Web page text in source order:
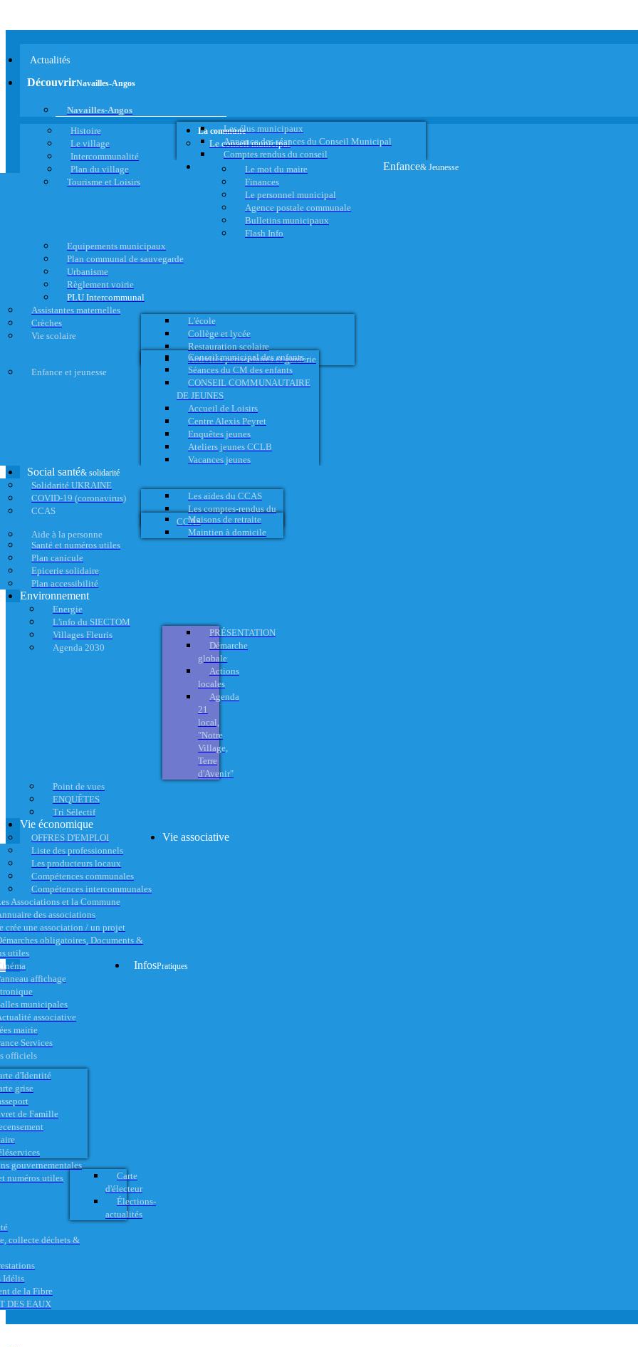
Actualités
DécouvrirNavailles-Angos
Navailles-Angos
Histoire
Le village
Intercommunalité
Plan du village
Tourisme et Loisirs
La commune
Le conseil municipal
Les élus municipaux
Annonce des séances du Conseil Municipal
Comptes rendus du conseil
Le mot du maire
Finances
Le personnel municipal
Agence postale communale
Bulletins municipaux
Flash Info
Equipements municipaux
Plan communal de sauvegarde
Urbanisme
Règlement voirie
PLU Intercommunal
Enfance& Jeunesse
Assistantes maternelles
Crèches
Vie scolaire
L'école
Collège et lycée
Restauration scolaire
Activités périscolaires et garderie
Enfance et jeunesse
Conseil municipal des enfants
Séances du CM des enfants
CONSEIL COMMUNAUTAIRE
DE JEUNES
Accueil de Loisirs
Centre Alexis Peyret
Enquêtes jeunes
Ateliers jeunes CCLB
Vacances jeunes
Social santé& solidarité
Solidarité UKRAINE
COVID-19 (coronavirus)
CCAS
Les aides du CCAS
Les comptes-rendus du
CCAS
Aide à la personne
Maisons de retraite
Maintien à domicile
Santé et numéros utiles
Plan canicule
Epicerie solidaire
Plan accessibilité
Environnement
Energie
L'info du SIECTOM
Villages Fleuris
Agenda 2030
PRÉSENTATION
Démarche
globale
Actions
locales
Agenda
21
local,
"Notre
Village,
Terre
d'Avenir"
Point de vues
ENQUÊTES
Tri Sélectif
Vie économique
OFFRES D'EMPLOI
Liste des professionnels
Les producteurs locaux
Compétences communales
Compétences intercommunales
Vie associative
Associations et la Commune
des associations
crée une association / un projet
obligatoires, Documents &
utiles
affichage
municipales
associative
InfosPratiques
mairie
Services
officiels
d'Identité
grise
de Famille
gouvernementales
numéros utiles
Carte
d'électeur
Élections-
actualités
collecte déchets &
Idélis
de la Fibre
DES EAUX